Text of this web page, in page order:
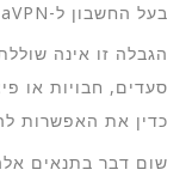
בעל החשבון ל-PandaVPN עבור אותו מינוי.
הגבלה זו אינה
סעדים, חבויות או
כדין את האפשרות
שום דבר בתנאים